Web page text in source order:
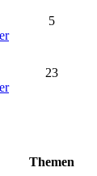
5
23
Themen